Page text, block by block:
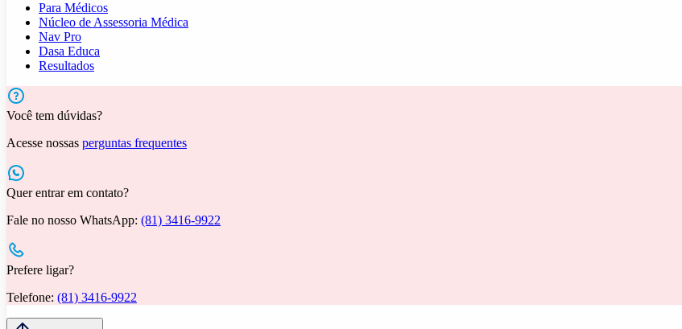
Para Médicos
Núcleo de Assessoria Médica
Nav Pro
Dasa Educa
Resultados
Você tem dúvidas?
Acesse nossas perguntas frequentes
Quer entrar em contato?
Fale no nosso WhatsApp: (81) 3416-9922
Prefere ligar?
Telefone: (81) 3416-9922